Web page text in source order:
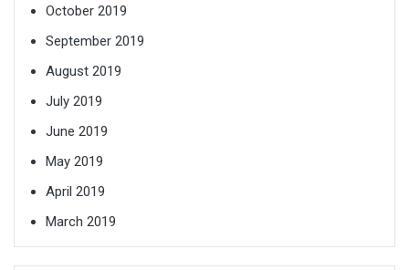
October 2019
September 2019
August 2019
July 2019
June 2019
May 2019
April 2019
March 2019